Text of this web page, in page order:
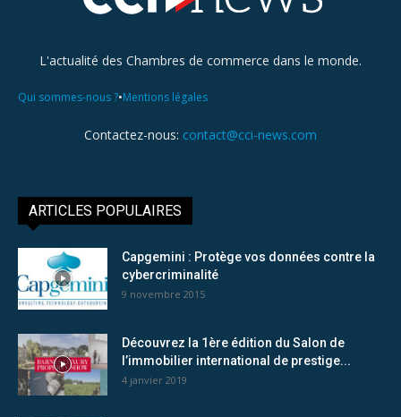
L'actualité des Chambres de commerce dans le monde.
Qui sommes-nous ?•Mentions légales
Contactez-nous: contact@cci-news.com
ARTICLES POPULAIRES
Capgemini : Protège vos données contre la
cybercriminalité
9 novembre 2015
Découvrez la 1ère édition du Salon de
l’immobilier international de prestige...
4 janvier 2019